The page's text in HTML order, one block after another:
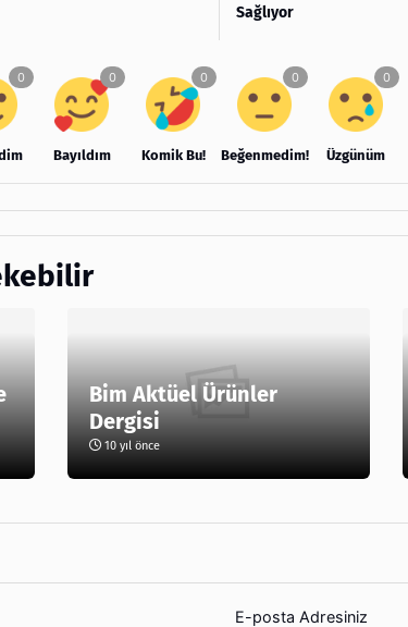
Sağlıyor
Bayıldım Komik Bu! Beğenmedim! Üzgünüm
Bim Aktüel Ürünler
Dergisi
10 yıl önce
E-posta Adresiniz